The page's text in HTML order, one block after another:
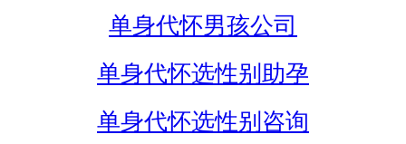
单身代怀男孩公司
单身代怀选性别助孕
单身代怀选性别咨询